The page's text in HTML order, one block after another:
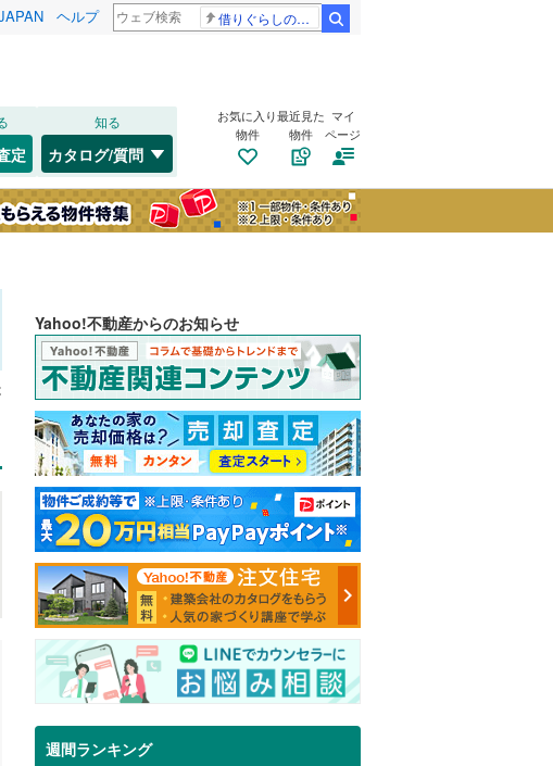
ヘルプ 借りぐらしのアリエッティ 耳をすませば
定
知る
カタログ/質問
お気に入り
物件
最近見た
物件
マイ
ページ
Yahoo!不動産からのお知らせ
週間ランキング